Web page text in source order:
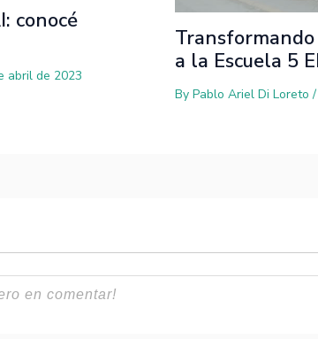
conocé
abril de 2023
a la Escuela 5
By Pablo Ariel Di Loreto /